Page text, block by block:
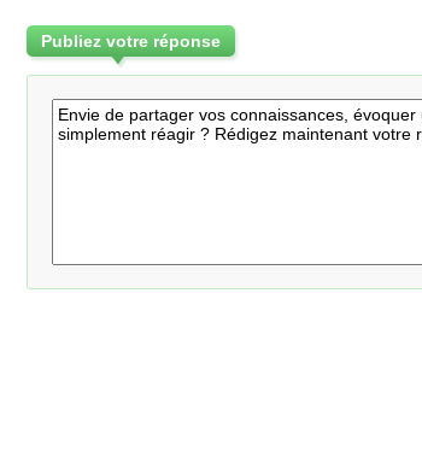
Publiez votre réponse